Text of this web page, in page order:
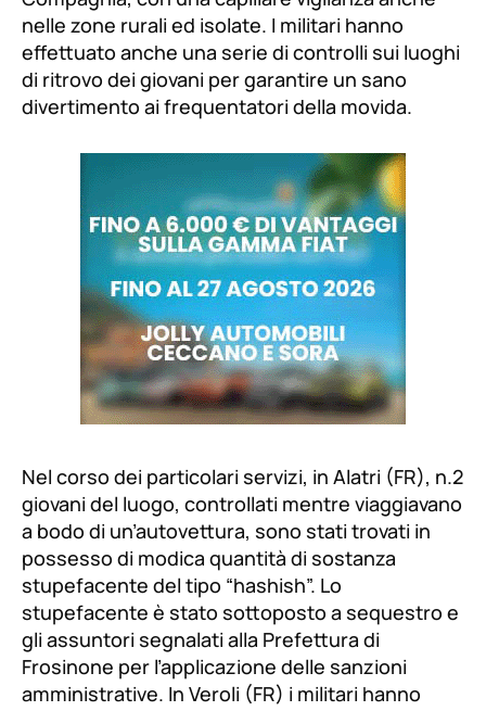
nelle zone rurali ed isolate. I militari hanno
effettuato anche una serie di controlli sui luoghi
di ritrovo dei giovani per garantire un sano
divertimento ai frequentatori della movida.
Nel corso dei particolari servizi, in Alatri (FR), n.2
giovani del luogo, controllati mentre viaggiavano
a bodo di un’autovettura, sono stati trovati in
possesso di modica quantità di sostanza
stupefacente del tipo “hashish”. Lo
stupefacente è stato sottoposto a sequestro e
gli assuntori segnalati alla Prefettura di
Frosinone per l’applicazione delle sanzioni
amministrative. In Veroli (FR) i militari hanno